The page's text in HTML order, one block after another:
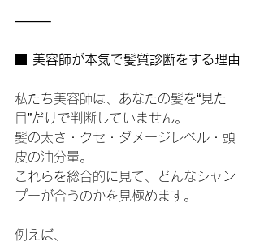
⸻
■ 美容師が本気で髪質診断をする理由
私たち美容師は、あなたの髪を“見た
目”だけで判断していません。
髪の太さ・クセ・ダメージレベル・頭
皮の油分量。
これらを総合的に見て、どんなシャン
プーが合うのかを見極めます。
例えば、